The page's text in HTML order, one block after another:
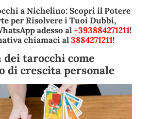
a Nichelino: Scopri il Potere
per Risolvere i Tuoi Dubbi,
adesso al+393884271211!
chiamaci al3884271211!
tarocchi come
di crescita personale